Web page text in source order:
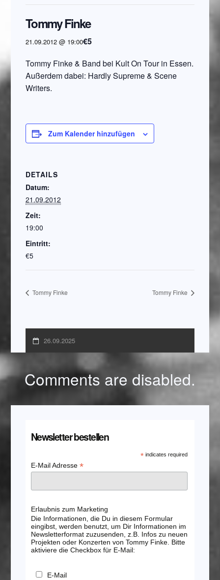
Tommy Finke
21.09.2012 @ 19:00€5
Tommy Finke & Band bei Kult On Tour in Essen.
Außerdem dabei: Hardly Supreme & Scene
Writers.
Zum Kalender hinzufügen
DETAILS
Datum:
21.09.2012
Zeit:
19:00
Eintritt:
€5
Tommy Finke Tommy Finke
26.09.2025
Comments are disabled.
Newsletter bestellen
* indicates required
E-Mail Adresse *
Erlaubnis zum Marketing
Die Informationen, die Du in diesem Formular
eingibst, werden benutzt, um Dir Informationen im
Newsletterformat zuzusenden, z.B. Infos zu neuen
Projekten oder Konzerten von Tommy Finke. Bitte
aktiviere die Checkbox für E-Mail:
E-Mail